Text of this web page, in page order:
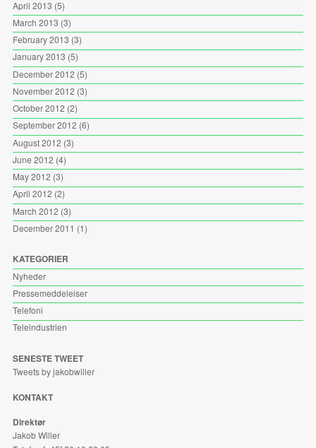
April 2013 (5)
March 2013 (3)
February 2013 (3)
January 2013 (5)
December 2012 (5)
November 2012 (3)
October 2012 (2)
September 2012 (6)
August 2012 (3)
June 2012 (4)
May 2012 (3)
April 2012 (2)
March 2012 (3)
December 2011 (1)
KATEGORIER
Nyheder
Pressemeddelelser
Telefoni
Teleindustrien
SENESTE TWEET
Tweets by jakobwiller
KONTAKT
Direktør
Jakob Willer